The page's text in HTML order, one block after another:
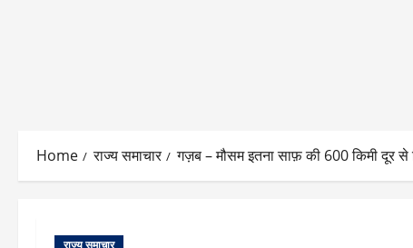
Home राज्य समाचार गज़ब – मौसम इतना साफ़ की 600 किमी दूर से
राज्य समाचार